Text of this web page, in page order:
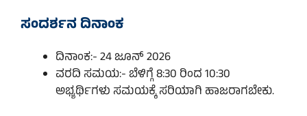
ಸಂದರ್ಶನ ದಿನಾಂಕ
ದಿನಾಂಕ:- 24 ಜೂನ್ 2026
ವರದಿ ಸಮಯ:- ಬೆಳಿಗ್ಗೆ 8:30 ರಿಂದ 10:30
ಅಭ್ಯರ್ಥಿಗಳು ಸಮಯಕ್ಕೆ ಸರಿಯಾಗಿ ಹಾಜರಾಗಬೇಕು.